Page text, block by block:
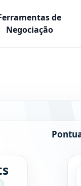
de
Negociação